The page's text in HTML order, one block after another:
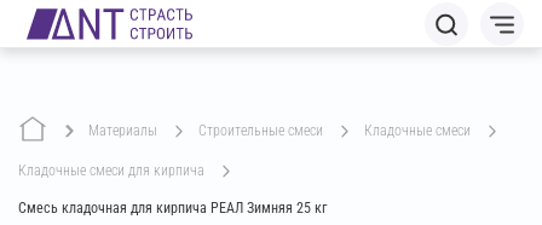
Материалы строительные смеси кладочные смеси
кладочные смеси для кирпича
Смесь кладочная для кирпича РЕАЛ Зимняя 25 кг